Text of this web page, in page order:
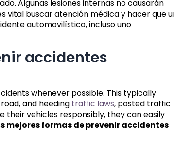
Algunas lesiones internas no causarán
vital buscar atención médica y hacer que
automovilístico, incluso uno
accidentes
whenever possible. This typically
and heeding traffic laws, posted traffic
their vehicles responsibly, they can easily
mejores formas de prevenir accidentes